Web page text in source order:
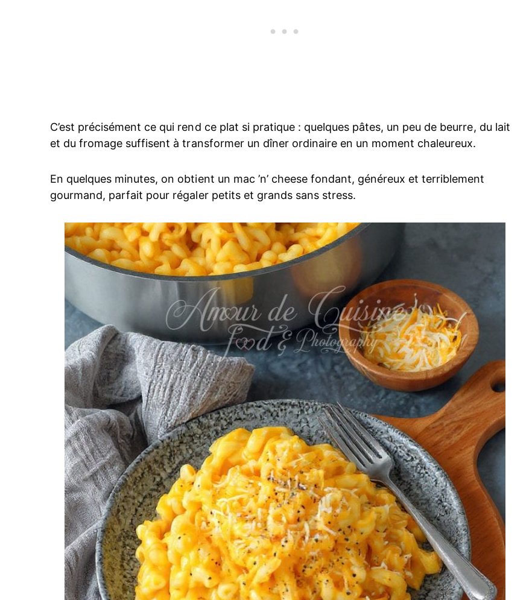
C’est précisément ce qui rend ce plat si pratique : quelques pâtes, un peu de beurre, du lait
et du fromage suffisent à transformer un dîner ordinaire en un moment chaleureux.
En quelques minutes, on obtient un mac ’n’ cheese fondant, généreux et terriblement
gourmand, parfait pour régaler petits et grands sans stress.